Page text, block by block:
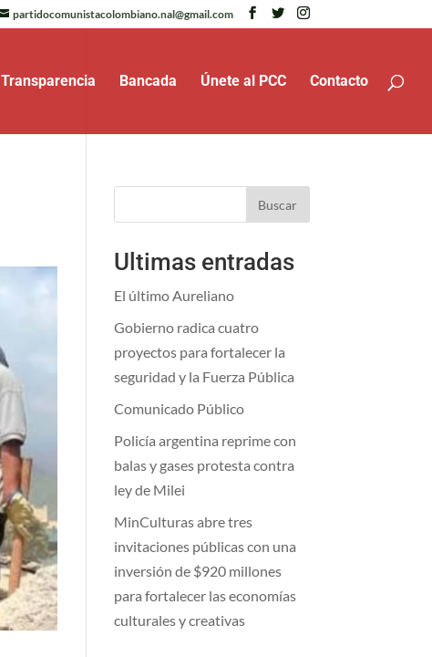
partidocomunistacolombiano.nal@gmail.com
Transparencia Bancada Únete al PCC Contacto
Buscar
Ultimas entradas
El último Aureliano
Gobierno radica cuatro
proyectos para fortalecer la
seguridad y la Fuerza Pública
Comunicado Público
Policía argentina reprime con
balas y gases protesta contra
ley de Milei
MinCulturas abre tres
invitaciones públicas con una
inversión de $920 millones
para fortalecer las economías
culturales y creativas